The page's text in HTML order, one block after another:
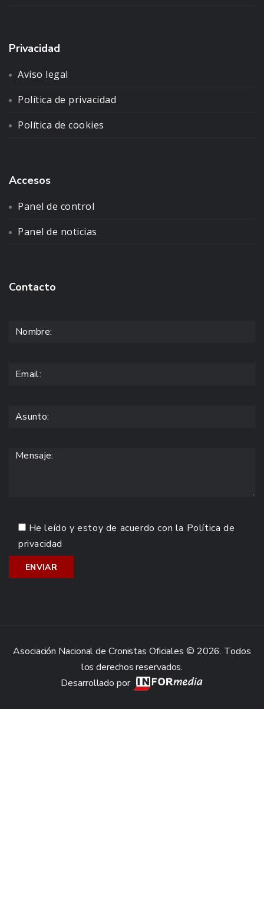
Privacidad
Aviso legal
Política de privacidad
Política de cookies
Accesos
Panel de control
Panel de noticias
Contacto
He leído y estoy de acuerdo con la Política de
privacidad
Asociación Nacional de Cronistas Oficiales © 2026. Todos
los derechos reservados.
Desarrollado por